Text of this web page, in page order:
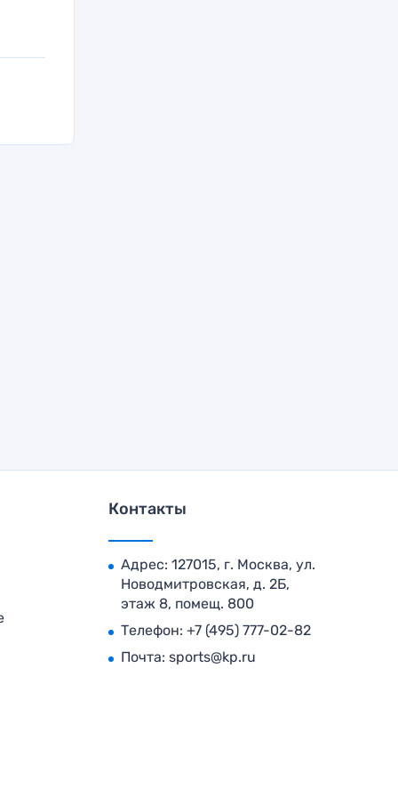
Контакты
Адрес: 127015, г. Москва, ул.
Новодмитровская, д. 2Б,
этаж 8, помещ. 800
Телефон: +7 (495) 777-02-82
Почта: sports@kp.ru